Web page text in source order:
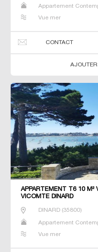
Appartement
Vue mer
CONTACT
APPARTEMENT T6 10 M²
VICOMTE DINARD
DINARD(35800)
Appartement
Vue mer